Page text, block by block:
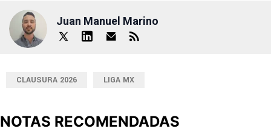
Juan Manuel Marino
CLAUSURA 2026 LIGA MX
NOTAS RECOMENDADAS